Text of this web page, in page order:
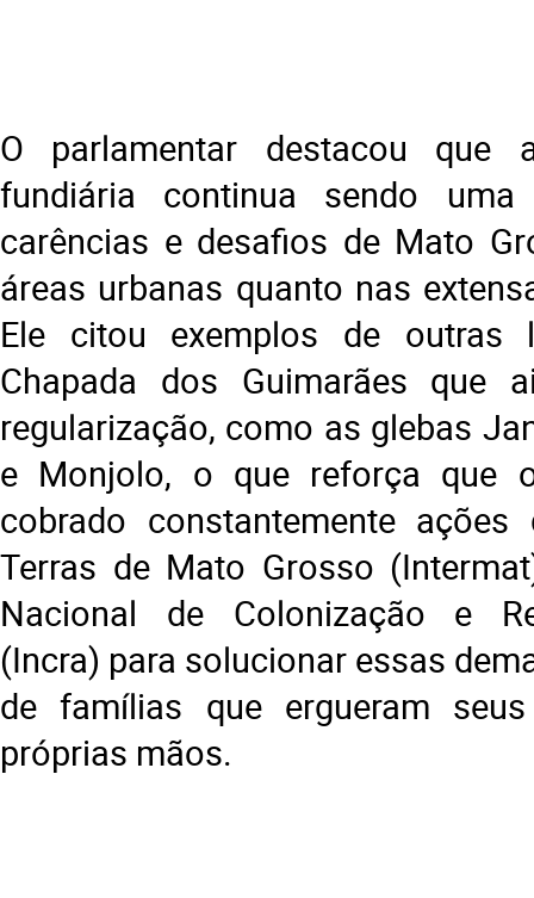
O parlamentar destacou que
fundiária continua sendo
carências e desafios de Mato
áreas urbanas quanto nas
Ele citou exemplos de outras
Chapada dos Guimarães que
regularização, como as glebas
e Monjolo, o que reforça que
cobrado constantemente
Terras de Mato Grosso
Nacional de Colonização e
(Incra) para solucionar essas
de famílias que ergueram
próprias mãos.